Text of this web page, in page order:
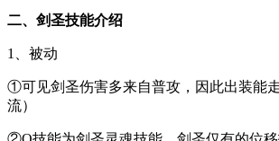
二、剑圣技能介绍
1、被动
①可见剑圣伤害多来自普攻，因此出装能
流）